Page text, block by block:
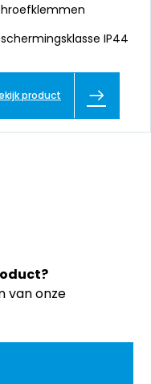
IP44
product
van onze